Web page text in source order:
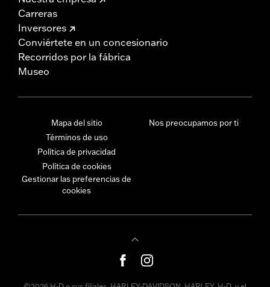
Carreras
Inversores
Conviértete en un concesionario
Recorridos por la fábrica
Museo
Mapa del sitio
Términos de uso
Política de privacidad
Política de cookies
Gestionar las preferencias de
cookies
Nos preocupamos por ti